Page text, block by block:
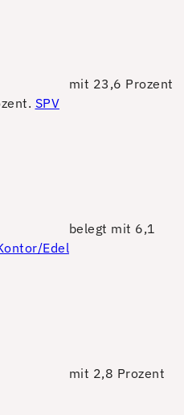
mit 23,6 Prozent
SPV
belegt mit 6,1
Edel
mit 2,8 Prozent